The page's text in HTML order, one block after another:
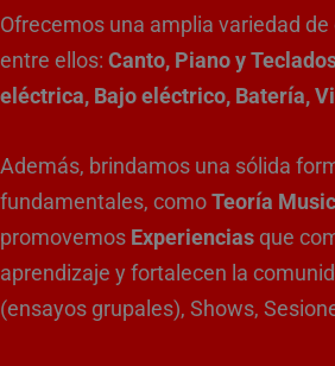
Ofrecemos una amplia variedad
entre ellos: Canto, Piano y
eléctrica, Bajo eléctrico, Batería,
Además, brindamos una sólida
fundamentales, comoTeoría
promovemos Experiencias que
aprendizaje y fortalecen la
(ensayos grupales), Shows,